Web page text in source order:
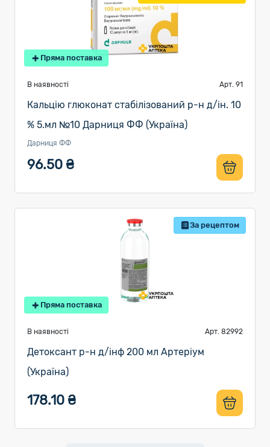
Пряма поставка
В наявності Арт. 91
Кальцію глюконат стабілізований р-н д/ін. 10
% 5.мл №10 Дарниця ФФ (Україна)
Дарниця ФФ
96.50 ₴
За рецептом
Пряма поставка
В наявності Арт. 82992
Детоксант р-н д/інф 200 мл Артеріум
(Україна)
178.10 ₴